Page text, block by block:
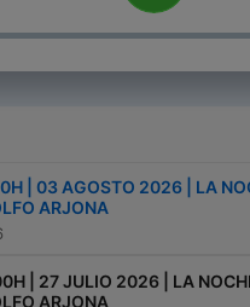
| 03 AGOSTO 2026 | LA
ARJONA
| 27 JULIO 2026 | LA
ARJONA